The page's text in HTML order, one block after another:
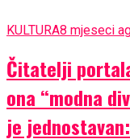
KULTURA8 mjeseci
Čitatelji
ona “modna
je